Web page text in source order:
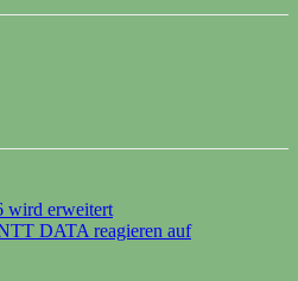
wird erweitert
DATA reagieren auf